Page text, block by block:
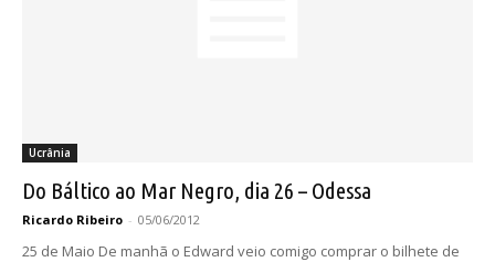
Ucrânia
Do Báltico ao Mar Negro, dia 26 – Odessa
Ricardo Ribeiro - 05/06/2012
25 de Maio De manhã o Edward veio comigo comprar o bilhete de